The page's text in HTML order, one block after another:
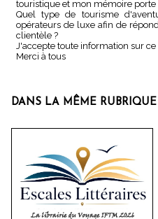
touristique et mon mémoire
Quel type de tourisme
opérateurs de luxe afin de
clientèle ?
J'accepte toute information sur ce
Merci à tous
DANS LA MÊME RUBRIQUE